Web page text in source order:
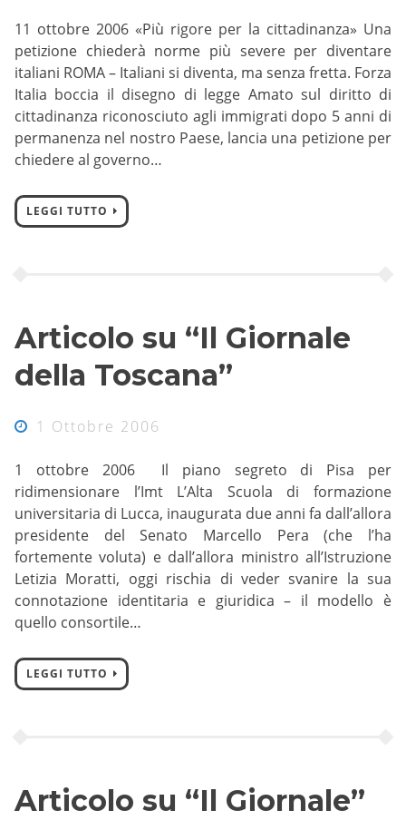
11 ottobre 2006 «Più rigore per la cittadinanza» Una
petizione chiederà norme più severe per diventare
italiani ROMA – Italiani si diventa, ma senza fretta. Forza
Italia boccia il disegno di legge Amato sul diritto di
cittadinanza riconosciuto agli immigrati dopo 5 anni di
permanenza nel nostro Paese, lancia una petizione per
chiedere al governo…
LEGGI TUTTO
Articolo su “Il Giornale
della Toscana”
1 Ottobre 2006
1 ottobre 2006 Il piano segreto di Pisa per
ridimensionare l’Imt L’Alta Scuola di formazione
universitaria di Lucca, inaugurata due anni fa dall’allora
presidente del Senato Marcello Pera (che l’ha
fortemente voluta) e dall’allora ministro all’Istruzione
Letizia Moratti, oggi rischia di veder svanire la sua
connotazione identitaria e giuridica – il modello è
quello consortile…
LEGGI TUTTO
Articolo su “Il Giornale”